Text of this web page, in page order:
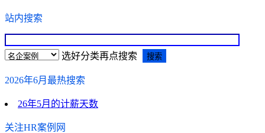
站内搜索
选好分类再点搜索
2026年6月最热搜索
26年5月的计薪天数
关注HR案例网